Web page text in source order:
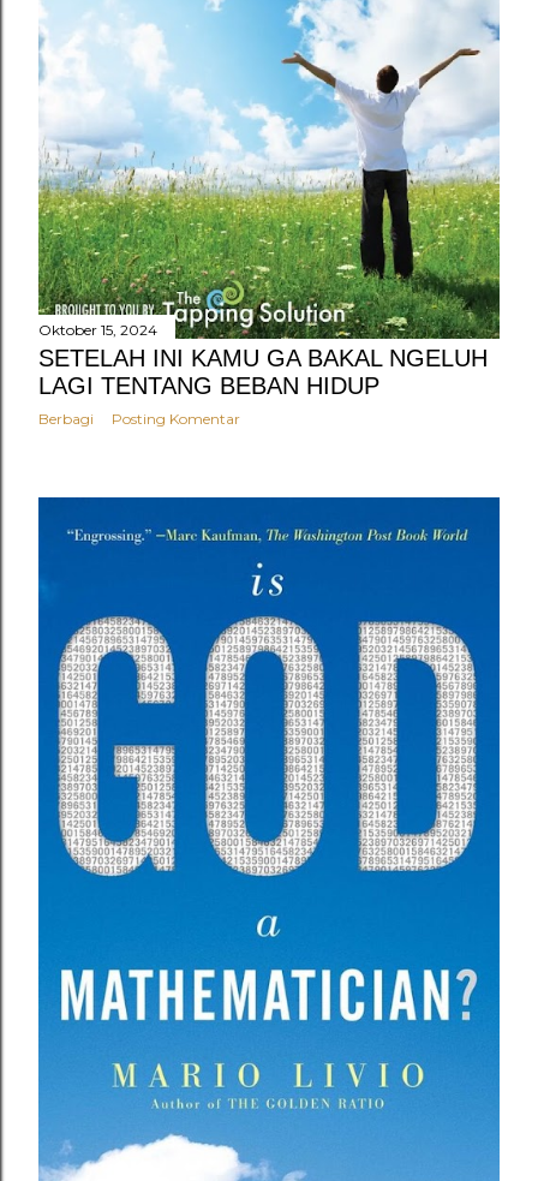
Oktober 15, 2024
SETELAH INI KAMU GA BAKAL NGELUH
LAGI TENTANG BEBAN HIDUP
Berbagi Posting Komentar